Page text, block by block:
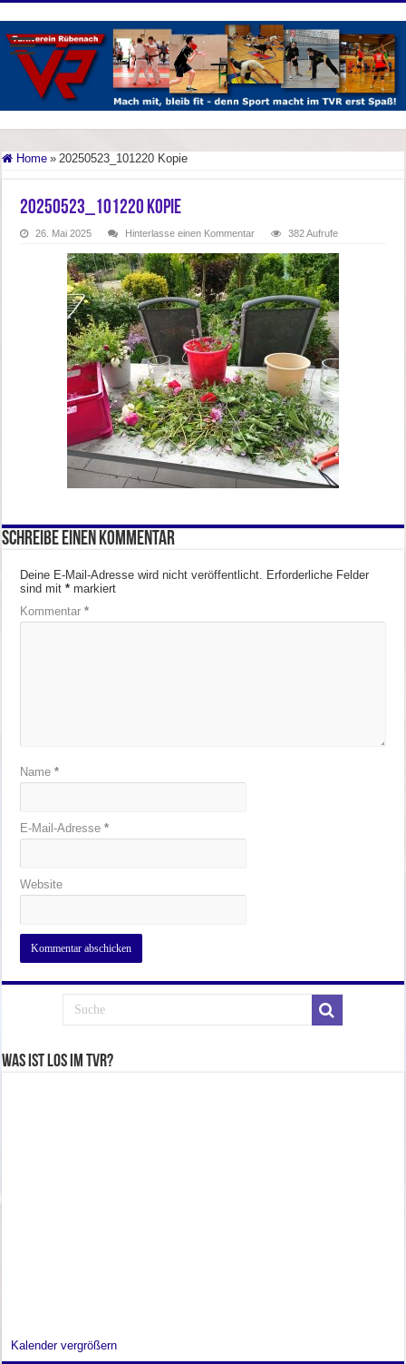
Home » 20250523_101220 Kopie
20250523_101220 Kopie
26. Mai 2025 Hinterlasse einen Kommentar 382 Aufrufe
Schreibe einen Kommentar
Deine E-Mail-Adresse wird nicht veröffentlicht. Erforderliche Felder
sind mit* markiert
Kommentar*
Name*
E-Mail-Adresse*
Website
Was ist los im TVR?
Kalender vergrößern